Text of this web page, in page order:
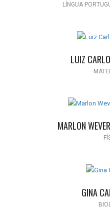
LÍNGUA
LUIZ
MARLON
GINA